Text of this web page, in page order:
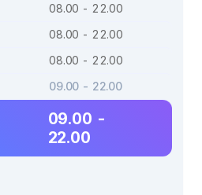
08.00 - 22.00
08.00 - 22.00
08.00 - 22.00
09.00 - 22.00
09.00 -
22.00